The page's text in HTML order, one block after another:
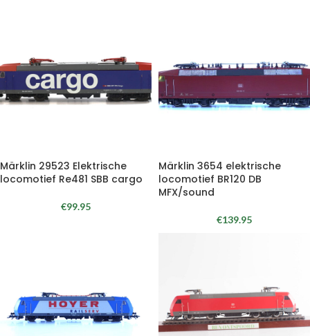
Märklin 29523 Elektrische
locomotief Re481 SBB cargo
€99.95
Märklin 3654 elektrische
locomotief BR120 DB
MFX/sound
€139.95